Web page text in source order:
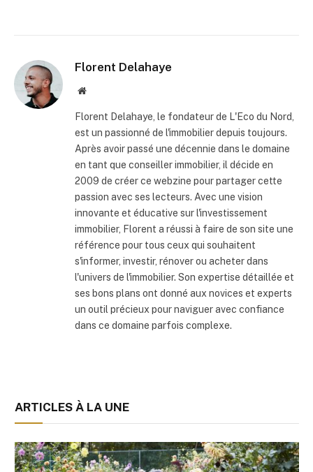
Florent Delahaye
Site
Florent Delahaye, le fondateur de L'Eco du Nord,
est un passionné de l'immobilier depuis toujours.
Après avoir passé une décennie dans le domaine
en tant que conseiller immobilier, il décide en
2009 de créer ce webzine pour partager cette
passion avec ses lecteurs. Avec une vision
innovante et éducative sur l'investissement
immobilier, Florent a réussi à faire de son site une
référence pour tous ceux qui souhaitent
s'informer, investir, rénover ou acheter dans
l'univers de l'immobilier. Son expertise détaillée et
ses bons plans ont donné aux novices et experts
un outil précieux pour naviguer avec confiance
dans ce domaine parfois complexe.
ARTICLES À LA UNE